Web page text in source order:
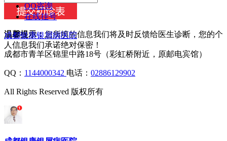
温馨提示：您所填的信息我们将及时反馈给医生诊断，您的个
人信息我们承诺绝对保密！
QQ咨询
在线挂号
成都银康银屑病医院
成都市青羊区锦里中路18号（彩虹桥附近，原邮电宾馆）
QQ： 1144000342 电话： 02886129902
All Rights Reserved 版权所有